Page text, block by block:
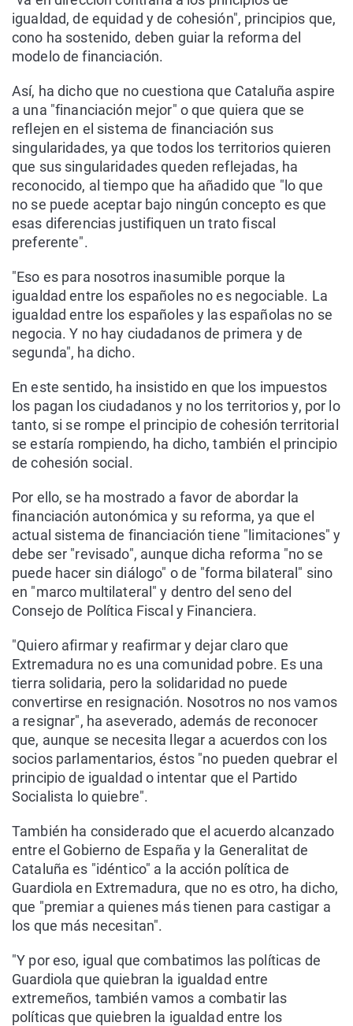
igualdad, de equidad y de cohesión", principios que,
cono ha sostenido, deben guiar la reforma del
modelo de financiación.
Así, ha dicho que no cuestiona que Cataluña aspire
a una "financiación mejor" o que quiera que se
reflejen en el sistema de financiación sus
singularidades, ya que todos los territorios quieren
que sus singularidades queden reflejadas, ha
reconocido, al tiempo que ha añadido que "lo que
no se puede aceptar bajo ningún concepto es que
esas diferencias justifiquen un trato fiscal
preferente".
"Eso es para nosotros inasumible porque la
igualdad entre los españoles no es negociable. La
igualdad entre los españoles y las españolas no se
negocia. Y no hay ciudadanos de primera y de
segunda", ha dicho.
En este sentido, ha insistido en que los impuestos
los pagan los ciudadanos y no los territorios y, por lo
tanto, si se rompe el principio de cohesión territorial
se estaría rompiendo, ha dicho, también el principio
de cohesión social.
Por ello, se ha mostrado a favor de abordar la
financiación autonómica y su reforma, ya que el
actual sistema de financiación tiene "limitaciones" y
debe ser "revisado", aunque dicha reforma "no se
puede hacer sin diálogo" o de "forma bilateral" sino
en "marco multilateral" y dentro del seno del
Consejo de Política Fiscal y Financiera.
"Quiero afirmar y reafirmar y dejar claro que
Extremadura no es una comunidad pobre. Es una
tierra solidaria, pero la solidaridad no puede
convertirse en resignación. Nosotros no nos vamos
a resignar", ha aseverado, además de reconocer
que, aunque se necesita llegar a acuerdos con los
socios parlamentarios, éstos "no pueden quebrar el
principio de igualdad o intentar que el Partido
Socialista lo quiebre".
También ha considerado que el acuerdo alcanzado
entre el Gobierno de España y la Generalitat de
Cataluña es "idéntico" a la acción política de
Guardiola en Extremadura, que no es otro, ha dicho,
que "premiar a quienes más tienen para castigar a
los que más necesitan".
"Y por eso, igual que combatimos las políticas de
Guardiola que quiebran la igualdad entre
extremeños, también vamos a combatir las
políticas que quiebren la igualdad entre los